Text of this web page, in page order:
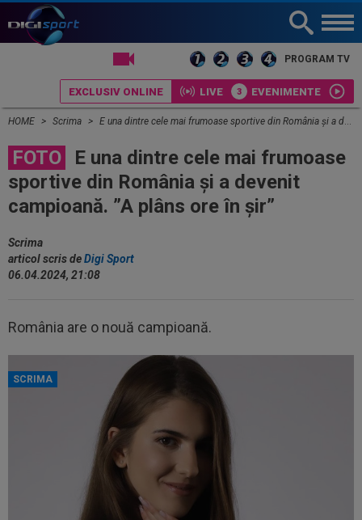
PROGRAM TV
EXCLUSIV ONLINE LIVE EVENIMENTE
HOME Scrima E una dintre cele mai frumoase sportive din România și a devenit campioană. ”A plâns ore în șir”
FOTO
E una dintre cele mai frumoase
sportive din România și a devenit
campioană. ”A plâns ore în șir”
Scrima
articol scris deDigi Sport
06.04.2024, 21:08
România are o nouă campioană.
SCRIMA